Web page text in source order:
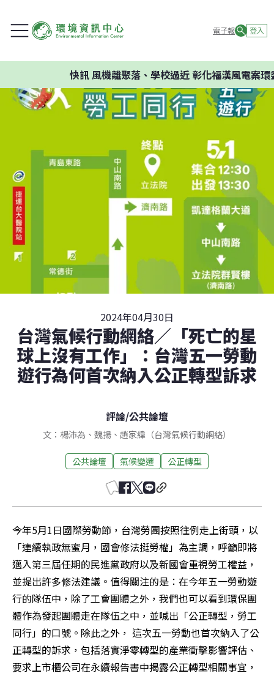
電子報 登入
風機離聚落、學校過近 彰化福漢風電案環委建
2024年04月30日
台灣氣候行動網絡／「死亡的星
球上沒有工作」：台灣五一勞動
遊行為何首次納入公正轉型訴求
評論/公共論壇
文：楊沛為、魏揚、趙家緯（台灣氣候行動網絡）
公共論壇 氣候變遷 公正轉型
今年5月1日國際勞動節，台灣勞團按照往例走上街頭，以
「連續執政無蜜月，國會修法挺勞權」為主調，呼籲即將
邁入第三屆任期的民進黨政府以及新國會重視勞工權益，
並提出許多修法建議。值得關注的是：在今年五一勞動遊
行的隊伍中，除了工會團體之外，我們也可以看到環保團
體作為發起團體走在隊伍之中，並喊出「公正轉型，勞工
同行」的口號。除此之外， 這次五一勞動也首次納入了公
正轉型的訴求，包括落實淨零轉型的產業衝擊影響評估、
要求上市櫃公司在永續報告書中揭露公正轉型相關事宜，